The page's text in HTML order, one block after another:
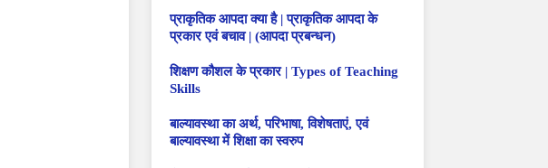
प्राकृतिक आपदा क्या है | प्राकृतिक आपदा के
प्रकार एवं बचाव | (आपदा प्रबन्धन)
शिक्षण कौशल के प्रकार | Types of Teaching
Skills
बाल्यावस्था का अर्थ, परिभाषा, विशेषताएं, एवं
बाल्यावस्था में शिक्षा का स्वरुप